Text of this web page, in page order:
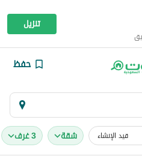
تنزيل
حفظ
قيد الإنشاء شقة 3 غرف